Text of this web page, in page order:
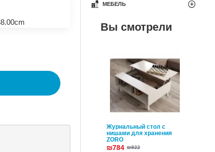
МЕБЕЛЬ
Вы смотрели
Журнальный стол с
нишами для хранения
ZORO
₪784 ₪922